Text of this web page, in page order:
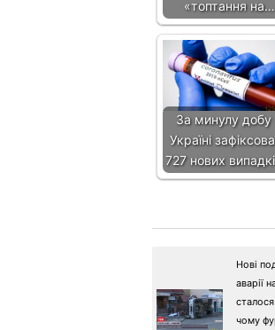
«топтання на…
За минулу добу
Україні
727 нових
Нові
аварії
чому